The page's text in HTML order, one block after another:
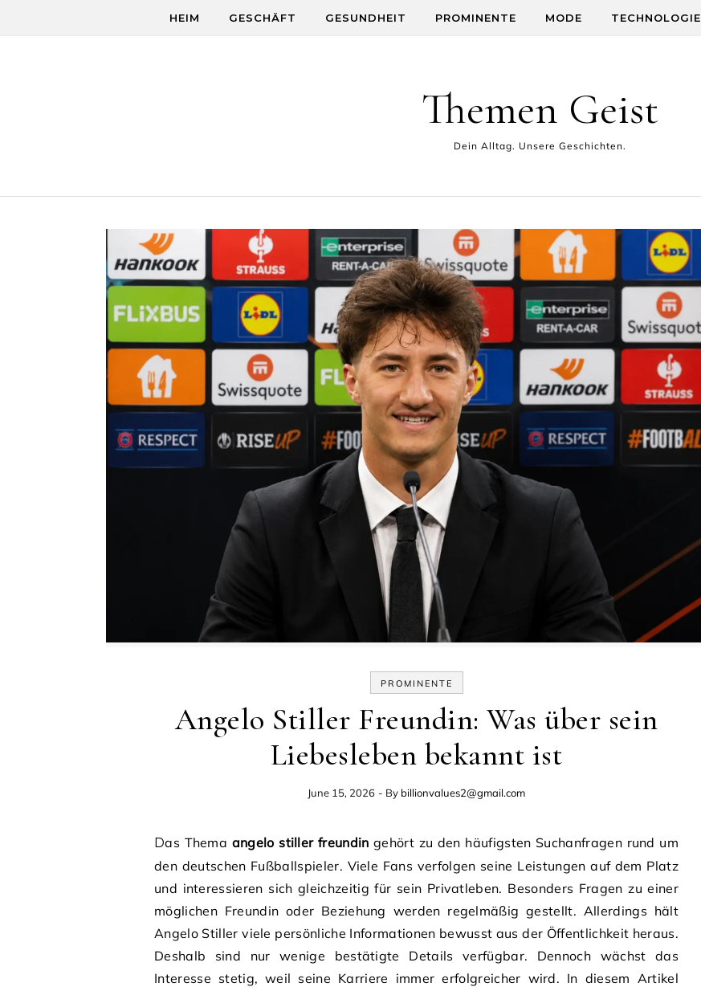
HEIM GESCHÄFT GESUNDHEIT PROMINENTE MODE TECHNOLOGIE
Themen Geist
Dein Alltag. Unsere Geschichten.
PROMINENTE
Angelo Stiller Freundin: Was über sein
Liebesleben bekannt ist
June 15, 2026 - By billionvalues2@gmail.com
Das Thema angelo stiller freundin gehört zu den häufigsten Suchanfragen rund um
den deutschen Fußballspieler. Viele Fans verfolgen seine Leistungen auf dem Platz
und interessieren sich gleichzeitig für sein Privatleben. Besonders Fragen zu einer
möglichen Freundin oder Beziehung werden regelmäßig gestellt. Allerdings hält
Angelo Stiller viele persönliche Informationen bewusst aus der Öffentlichkeit heraus.
Deshalb sind nur wenige bestätigte Details verfügbar. Dennoch wächst das
Interesse stetig, weil seine Karriere immer erfolgreicher wird. In diesem Artikel